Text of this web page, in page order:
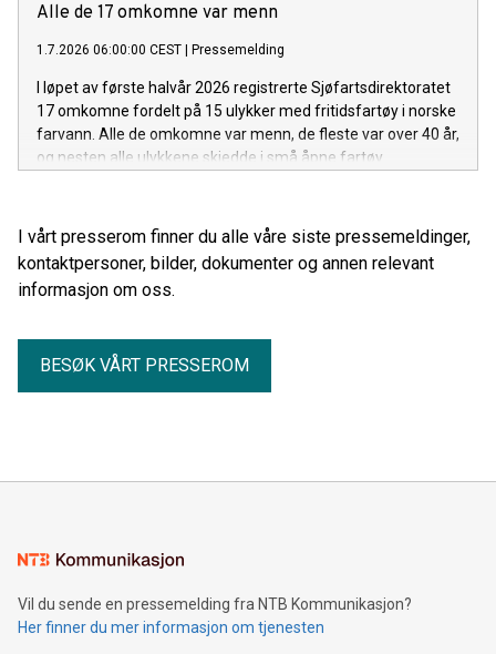
Alle de 17 omkomne var menn
1.7.2026 06:00:00 CEST Pressemelding
I løpet av første halvår 2026 registrerte Sjøfartsdirektoratet
17 omkomne fordelt på 15 ulykker med fritidsfartøy i norske
farvann. Alle de omkomne var menn, de fleste var over 40 år,
og nesten alle ulykkene skjedde i små åpne fartøy.
I vårt presserom finner du alle våre siste pressemeldinger,
kontaktpersoner, bilder, dokumenter og annen relevant
informasjon om oss.
BESØK VÅRT PRESSEROM
Vil du sende en pressemelding fra NTB Kommunikasjon?
Her finner du mer informasjon om tjenesten